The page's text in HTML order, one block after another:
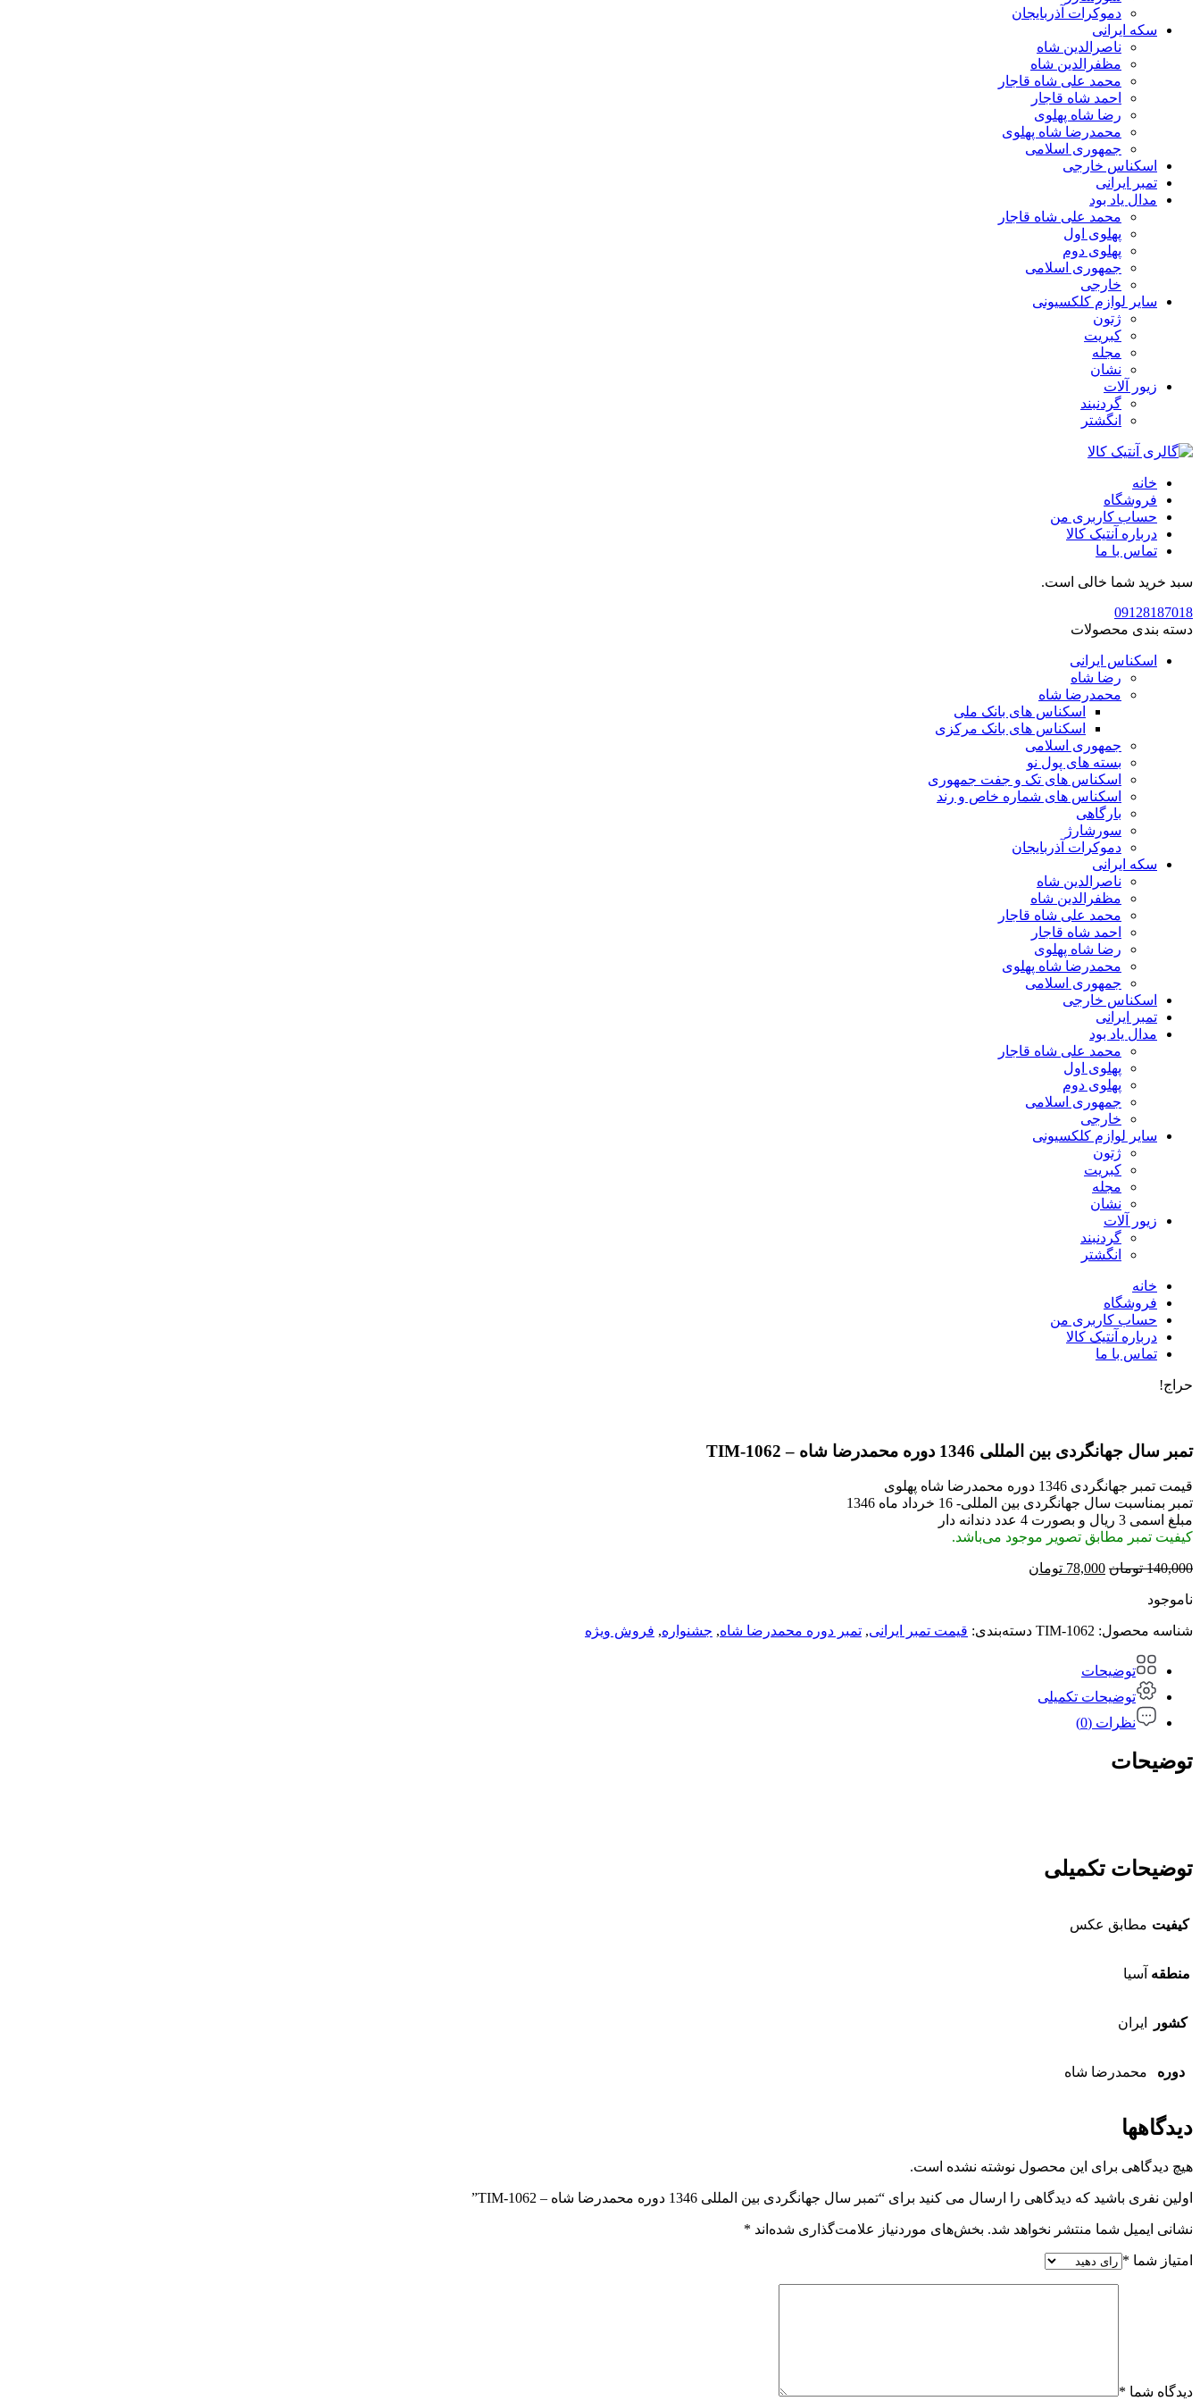
دموکرات آذربایجان
سکه ایرانی
ناصرالدین شاه
مظفرالدین شاه
محمد علی شاه قاجار
احمد شاه قاجار
رضا شاه پهلوی
محمدرضا شاه پهلوی
جمهوری اسلامی
اسکناس خارجی
تمبر ایرانی
مدال یاد بود
محمد علی شاه قاجار
پهلوی اول
پهلوی دوم
جمهوری اسلامی
خارجی
سایر لوازم کلکسیونی
ژتون
کبریت
مجله
نشان
زیور آلات
گردنبند
انگشتر
خانه
فروشگاه
حساب کاربری من
درباره آنتیک کالا
تماس با ما
سبد خرید شما خالی است.
09128187018
دسته بندی محصولات
اسکناس ایرانی
رضا شاه
محمدرضا شاه
اسکناس های بانک ملی
اسکناس های بانک مرکزی
جمهوری اسلامی
بسته های پول نو
اسکناس های تک و جفت جمهوری
اسکناس های شماره خاص و رند
بارگاهی
سورشارژ
دموکرات آذربایجان
سکه ایرانی
ناصرالدین شاه
مظفرالدین شاه
محمد علی شاه قاجار
احمد شاه قاجار
رضا شاه پهلوی
محمدرضا شاه پهلوی
جمهوری اسلامی
اسکناس خارجی
تمبر ایرانی
مدال یاد بود
محمد علی شاه قاجار
پهلوی اول
پهلوی دوم
جمهوری اسلامی
خارجی
سایر لوازم کلکسیونی
ژتون
کبریت
مجله
نشان
زیور آلات
گردنبند
انگشتر
خانه
فروشگاه
حساب کاربری من
درباره آنتیک کالا
تماس با ما
حراج!
تمبر سال جهانگردی بین المللی 1346 دوره محمدرضا شاه – TIM-1062
قیمت تمبر جهانگردی 1346 دوره محمدرضا شاه پهلوی
تمبر بمناسبت سال جهانگردی بین المللی- 16 خرداد ماه 1346
مبلغ اسمی 3 ریال و بصورت 4 عدد دندانه دار
کیفیت تمبر مطابق تصویر موجود می‌باشد.
140,000 تومان قیمت
78,000 تومان
ناموجود
شناسه محصول: TIM-1062 دسته‌بندی: قیمت تمبر ایرانی, تمبر دوره محمدرضا شاه, جشنواره, فروش ویژه
توضیحات
توضیحات تکمیلی
نظرات (0)
توضیحات
توضیحات تکمیلی
کیفیت مطابق عکس
منطقه آسیا
کشور ایران
دوره محمدرضا شاه
دیدگاهها
هیچ دیدگاهی برای این محصول نوشته نشده است.
اولین نفری باشید که دیدگاهی را ارسال می کنید برای “تمبر سال جهانگردی بین المللی 1346 دوره محمدرضا شاه – TIM-1062”
نشانی ایمیل شما منتشر نخواهد شد. بخش‌های موردنیاز علامت‌گذاری شده‌اند *
امتیاز شما *
دیدگاه شما *